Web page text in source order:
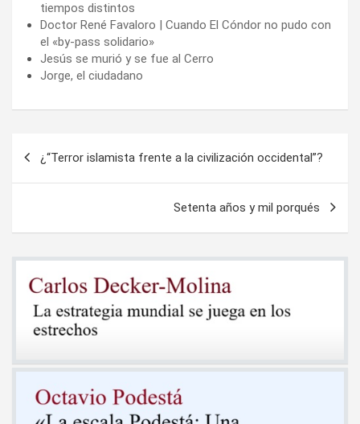
tiempos distintos
Doctor René Favaloro | Cuando El Cóndor no pudo con
el «by-pass solidario»
Jesús se murió y se fue al Cerro
Jorge, el ciudadano
¿“Terror islamista frente a la civilización occidental”?
Setenta años y mil porqués